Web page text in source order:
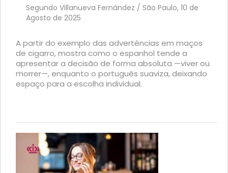
Segundo Villanueva Fernández / São Paulo, 10 de
Agosto de 2025
A partir do exemplo das advertências em maços
de cigarro, mostra como o espanhol tende a
apresentar a decisão de forma absoluta —viver ou
morrer—, enquanto o português suaviza, deixando
espaço para a escolha individual.